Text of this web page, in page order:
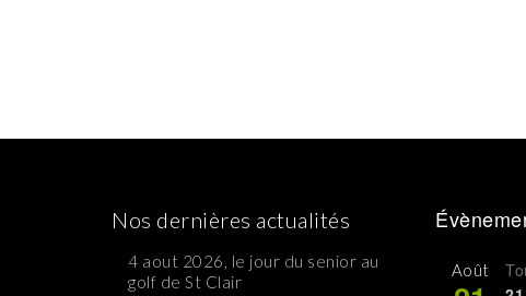
Nos dernières actualités
4 aout 2026, le jour du senior au
golf de St Clair
Août